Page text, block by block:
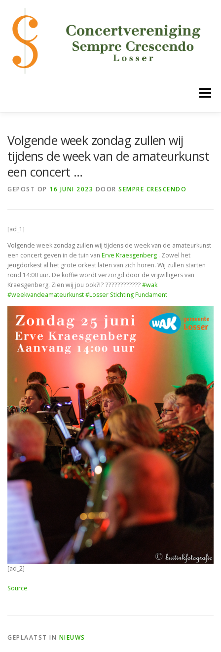
inhoud
Menu
MEDIA
Volgende week zondag zullen wij
tijdens de week van de amateurkunst
een concert …
GEPOST OP 16 JUNI 2023 DOOR SEMPRE CRESCENDO
[ad_1]
Volgende week zondag zullen wij tijdens de week van de amateurkunst
een concert geven in de tuin van Erve Kraesgenberg . Zowel het
jeugdorkest al het grote orkest laten van zich horen. Wij zullen starten
rond 14:00 uur. De koffie wordt verzorgd door de vrijwilligers van
Kraesgenberg. Zien wij jou ook?!? ????????????#wak
#weekvandeamateurkunst#Losser Stichting Fundament
[ad_2]
Source
GEPLAATST IN NIEUWS